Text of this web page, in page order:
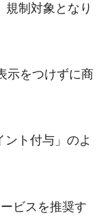
制対象となり
示をつけずに商
ト付与」のよ
ビスを推奨す